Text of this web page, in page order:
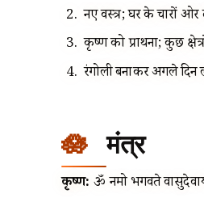
नए वस्त्र; घर के चारों ओर
कृष्ण को प्रार्थना; कुछ
रंगोली बनाकर अगले दिन
मंत्र
कृष्ण:ॐ नमो भगवते